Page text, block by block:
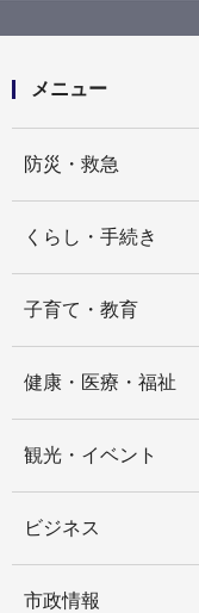
【契約結果
敬老特別乗
メニュー
防災・救急
くらし・手続き
子育て・教育
健康・医療・福祉
観光・イベント
ビジネス
市政情報